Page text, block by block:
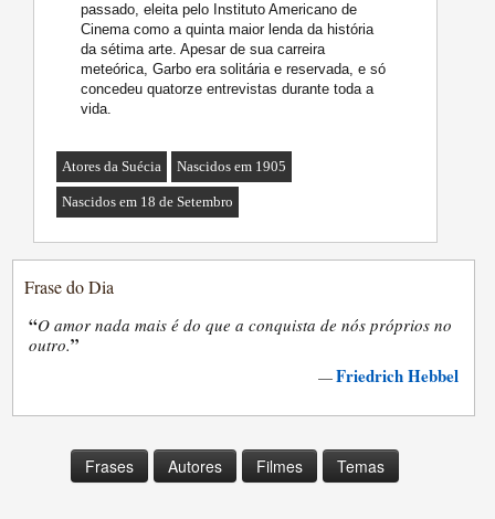
passado, eleita pelo Instituto Americano de
Cinema como a quinta maior lenda da história
da sétima arte. Apesar de sua carreira
meteórica, Garbo era solitária e reservada, e só
concedeu quatorze entrevistas durante toda a
vida.
Atores da Suécia Nascidos em 1905
Nascidos em 18 de Setembro
Frase do Dia
“O amor nada mais é do que a conquista de nós próprios no
outro.”
—Friedrich Hebbel
Frases Autores Filmes Temas